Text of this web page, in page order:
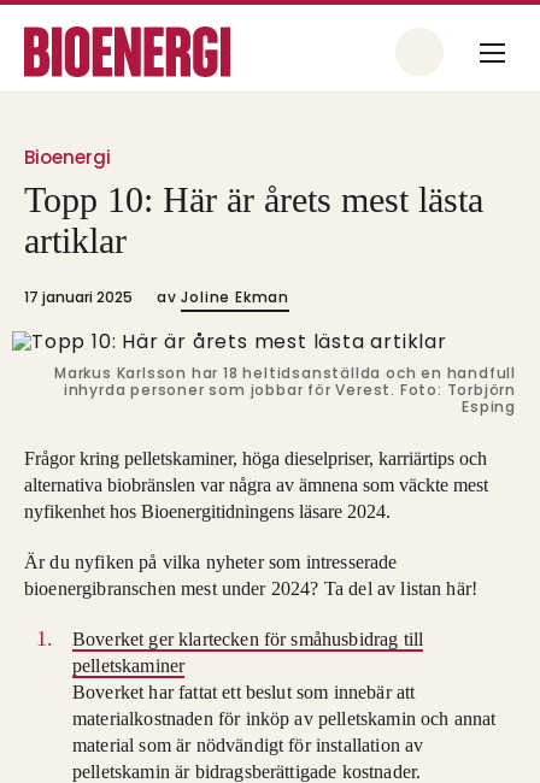
Bioenergi
Topp 10: Här är årets mest lästa
artiklar
17 januari 2025 av Joline Ekman
Markus Karlsson har 18 heltidsanställda och en handfull
inhyrda personer som jobbar för Verest. Foto: Torbjörn
Esping
Frågor kring pelletskaminer, höga dieselpriser, karriärtips och
alternativa biobränslen var några av ämnena som väckte mest
nyfikenhet hos Bioenergitidningens läsare 2024.
Är du nyfiken på vilka nyheter som intresserade
bioenergibranschen mest under 2024? Ta del av listan här!
Boverket ger klartecken för småhusbidrag till
pelletskaminer
Boverket har fattat ett beslut som innebär att
materialkostnaden för inköp av pelletskamin och annat
material som är nödvändigt för installation av
pelletskamin är bidragsberättigade kostnader.